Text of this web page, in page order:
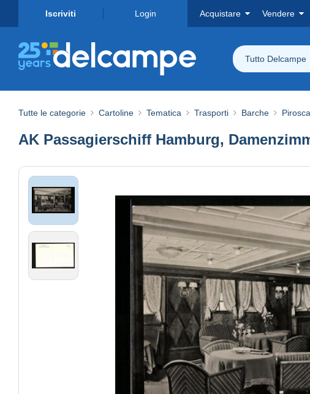
Iscriviti Login Acquistare Vendere
Tutto Delcampe
Tutte le categorie Cartoline Tematica Trasporti Barche
AK Passagierschiff Hamburg,